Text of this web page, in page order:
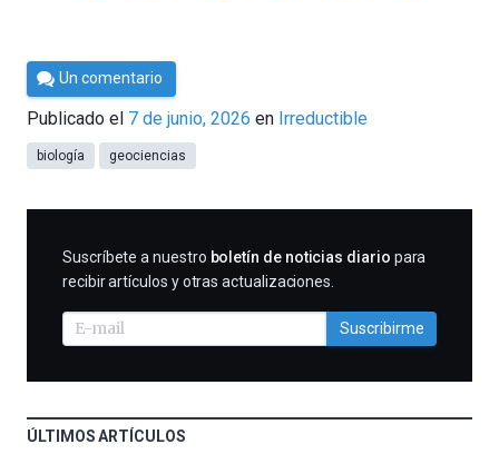
Por
César
Tomé
Un comentario
Publicado el 7 de junio, 2026 en Irreductible
biología geociencias
SUSCRIBIRME
Suscríbete a nuestro boletín de noticias diario para
recibir artículos y otras actualizaciones.
Suscribirme
ÚLTIMOS ARTÍCULOS